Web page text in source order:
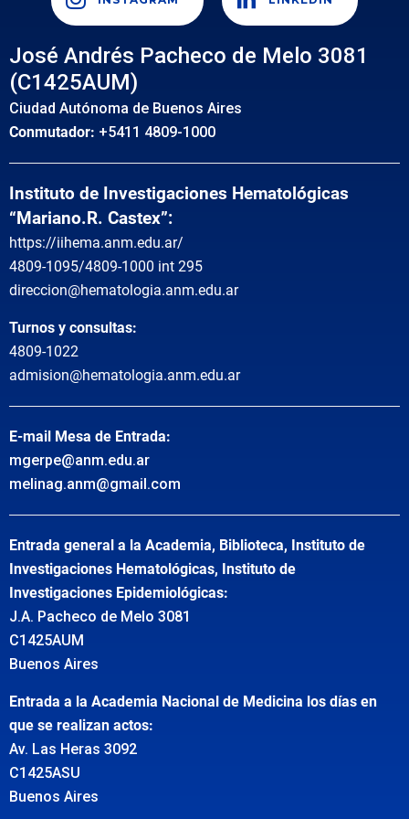
José Andrés Pacheco de Melo 3081
(C1425AUM)
Ciudad Autónoma de Buenos Aires
Conmutador: +5411 4809-1000
Instituto de Investigaciones Hematológicas
“Mariano.R. Castex”:
https://iihema.anm.edu.ar/
4809-1095/4809-1000 int 295
direccion@hematologia.anm.edu.ar
Turnos y consultas:
4809-1022
admision@hematologia.anm.edu.ar
E-mail Mesa de Entrada:
mgerpe@anm.edu.ar
melinag.anm@gmail.com
Entrada general a la Academia, Biblioteca, Instituto de
Investigaciones Hematológicas, Instituto de
Investigaciones Epidemiológicas:
J.A. Pacheco de Melo 3081
C1425AUM
Buenos Aires
Entrada a la Academia Nacional de Medicina los días en
que se realizan actos:
Av. Las Heras 3092
C1425ASU
Buenos Aires